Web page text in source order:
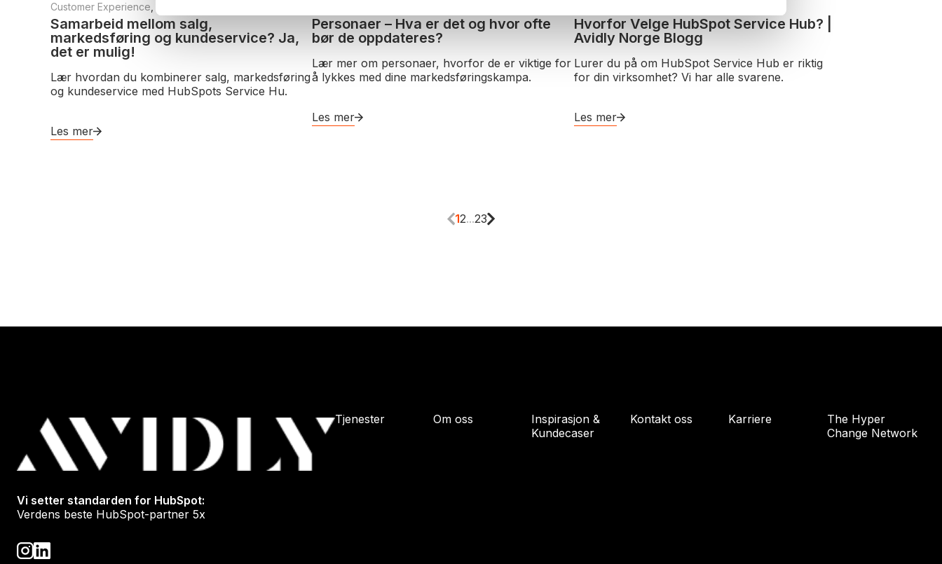
e
l
t
i
Customer Experience
Samarbeid mellom salg,
markedsføring og kundeservice? Ja,
det er mulig!
Lær hvordan du kombinerer salg, markedsføring
og kundeservice med HubSpots Service Hu.
Les mer
Personaer – Hva er det og hvor ofte
bør de oppdateres?
Lær mer om personaer, hvorfor de er viktige for
å lykkes med dine markedsføringskampa.
Les mer
Hvorfor Velge HubSpot Service Hub? |
Avidly Norge Blogg
Lurer du på om HubSpot Service Hub er riktig
for din virksomhet? Vi har alle svarene.
Les mer
12...23
Vi setter standarden for HubSpot:
Verdens beste HubSpot-partner 5x
Tjenester Om oss
Inspirasjon &
Kundecaser
Kontakt oss Karriere
The Hyper
Change Network